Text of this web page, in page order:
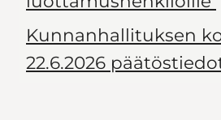
Kunnanhallituksen
22.6.2026